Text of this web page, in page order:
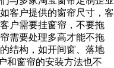
客户提供的窗帘尺寸，客
户需要挂窗帘，不要拖
需要处理多高才能不拖
结构，如开间窗、落地
和窗帘的安装方法也不